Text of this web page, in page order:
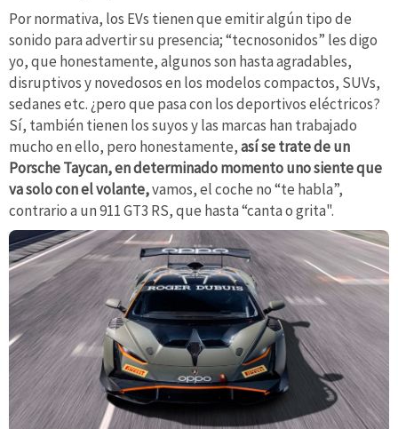
Por normativa, los EVs tienen que emitir algún tipo de
sonido para advertir su presencia; “tecnosonidos” les digo
yo, que honestamente, algunos son hasta agradables,
disruptivos y novedosos en los modelos compactos, SUVs,
sedanes etc. ¿pero que pasa con los deportivos eléctricos?
Sí, también tienen los suyos y las marcas han trabajado
mucho en ello, pero honestamente,así se trate de un
Porsche Taycan, en determinado momento uno siente que
va solo con el volante,vamos, el coche no “te habla”,
contrario a un 911 GT3 RS, que hasta “canta o grita".